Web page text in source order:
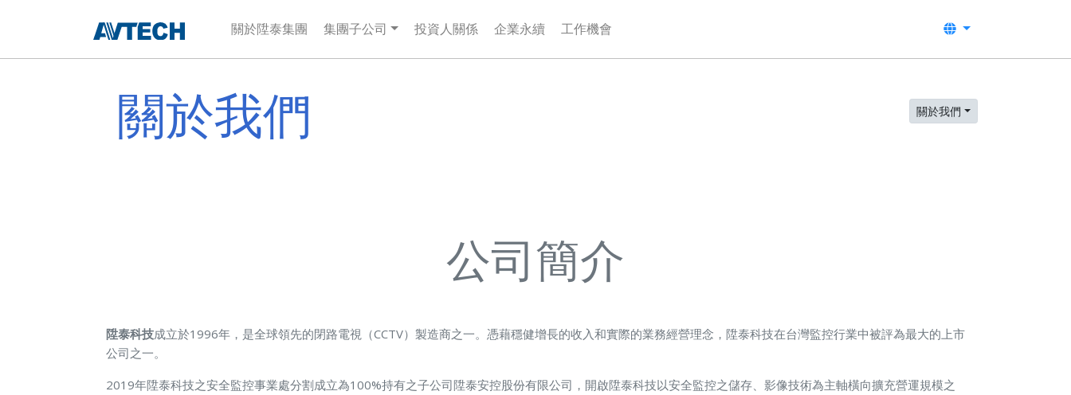
關於陞泰集團 集團子公司 投資人關係 企業永續 工作機會
關於我們
關於我們
公司簡介
陞泰科技成立於1996年，是全球領先的閉路電視（CCTV）製造商之一。憑藉穩健增長的收入和實際的業務經營理念，陞泰科技在台灣監控行業中被評為最大的上市
公司之一。
2019年陞泰科技之安全監控事業處分割成立為100%持有之子公司陞泰安控股份有限公司，開啟陞泰科技以安全監控之儲存、影像技術為主軸橫向擴充營運規模之